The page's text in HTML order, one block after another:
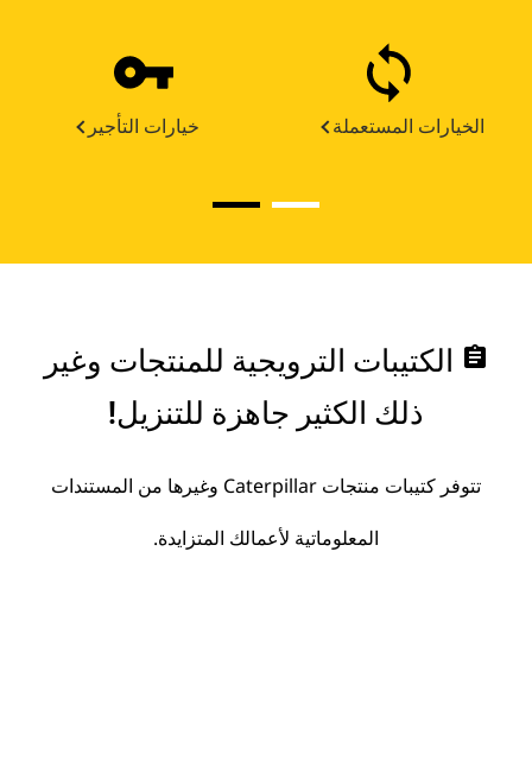
خيارات التأجير الخيارات المستعملة
assignment الكتيبات الترويجية للمنتجات وغير
ذلك الكثير جاهزة للتنزيل!
تتوفر كتيبات منتجات Caterpillar وغيرها من المستندات
المعلوماتية لأعمالك المتزايدة.